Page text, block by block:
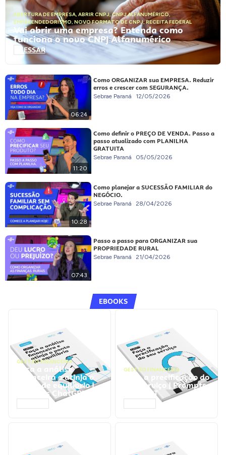
ABERTURA DE EMPRESA, ABRIR CNPJ,CNPJ ALFANUMÉRICO,
EMPREENDEDORISMO, NOVO FORMATO DE CNPJ,RECEITA FEDERAL
Vai abrir uma empresa? Entenda como
funciona o novo CNPJ Alfanumérico
ACESSAR
06:24
Como ORGANIZAR sua EMPRESA. Reduzir
erros e crescer com SEGURANÇA.
Sebrae Paraná 12/05/2026
11:20
Como definir o PREÇO DE VENDA. Passo a
passo atualizado com PLANILHA
GRATUITA
Sebrae Paraná 05/05/2026
10:28
Como planejar a SUCESSÃO FAMILIAR do
NEGÓCIO.
Sebrae Paraná 28/04/2026
07:43
Passo a passo para ORGANIZAR sua
PROPRIEDADE RURAL
Sebrae Paraná 21/04/2026
EBOOKS
GESTÃO FINANCEIRA
Faça a análise
financeira e atinja o
ponto de equilíbrio |
Prompts ChatGPT
GESTÃO FINANCEIRA
Faça a precificação do
seu serviço | Prompts
ChatGPT